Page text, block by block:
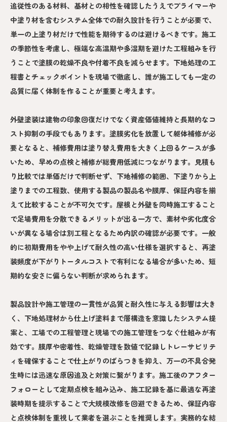
追従性のある材料、基材との相性を確認したうえでプライマーや
中塗り材を含むシステム全体での耐久設計を行うことが必要で、
単一の上塗り材だけで性能を期待するのは避けるべきです。施工
の季節性を考慮し、極端な高温期や多湿期を避けた工程組みを行
うことで塗膜の乾燥不良や付着不良を減らせます。下地処理の工
程書とチェックポイントを現場で徹底し、誰が施工しても一定の
品質に届く体制を作ることが重要と考えます。
外壁塗装は建物の印象回復だけでなく資産価値維持と長期的なコ
スト抑制の手段でもあります。塗膜劣化を放置して躯体補修が必
要となると、補修費用は塗り替え費用を大きく上回るケースが多
いため、早めの点検と補修が総費用低減につながります。見積も
り比較では単価だけで判断せず、下地補修の範囲、下塗りから上
塗りまでの工程数、使用する製品の製品名や膜厚、保証内容を揃
えて比較することが不可欠です。屋根と外壁を同時施工すること
で足場費用を分散できるメリットが出る一方で、素材や劣化度合
いが異なる場合は別工程となるため内訳の確認が必要です。一般
的に初期費用をやや上げて耐久性の高い仕様を選択すると、再塗
装頻度が下がりトータルコストで有利になる場合が多いため、短
期的な安さに偏らない判断が求められます。
製品設計や施工管理の一貫性が品質と耐久性に与える影響は大き
く、下地処理材から仕上げ塗料まで層構造を意識したシステム提
案と、工場での工程管理と現場での施工管理をつなぐ仕組みが有
効です。膜厚や密着性、乾燥管理を数値で記録しトレーサビリテ
ィを確保することで仕上がりのばらつきを抑え、万一の不具合発
生時には迅速な原因追及と対策に繋がります。施工後のアフター
フォローとして定期点検を組み込み、施工記録を基に最適な再塗
装時期を提示することで大規模改修を回避できるため、保証内容
と点検体制を重視して業者を選ぶことを推奨します。実務的な結